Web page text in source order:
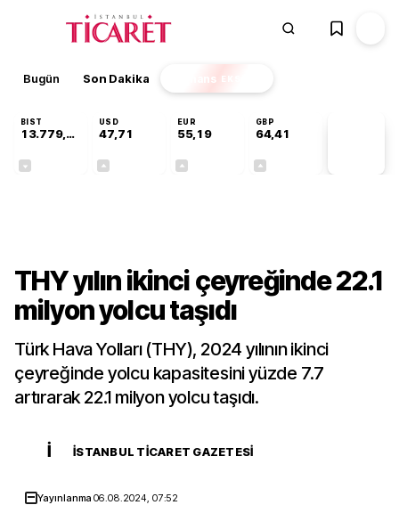
Bugün Son Dakika Finans EKSTRA
BIST
13.779,39
USD
47,71
EUR
55,19
GBP
64,41
THY yılın ikinci çeyreğinde 22.1
milyon yolcu taşıdı
Türk Hava Yolları (THY), 2024 yılının ikinci
çeyreğinde yolcu kapasitesini yüzde 7.7
artırarak 22.1 milyon yolcu taşıdı.
İ İSTANBUL TICARET GAZETESI
Yayınlanma06.08.2024, 07:52